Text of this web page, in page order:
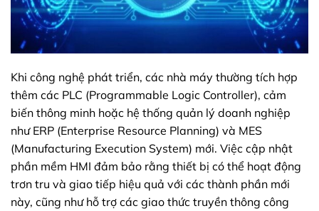
Khi công nghệ phát triển, các nhà máy thường tích hợp
thêm các PLC (Programmable Logic Controller), cảm
biến thông minh hoặc hệ thống quản lý doanh nghiệp
như ERP (Enterprise Resource Planning) và MES
(Manufacturing Execution System) mới. Việc cập nhật
phần mềm HMI đảm bảo rằng thiết bị có thể hoạt động
trơn tru và giao tiếp hiệu quả với các thành phần mới
này, cũng như hỗ trợ các giao thức truyền thông công